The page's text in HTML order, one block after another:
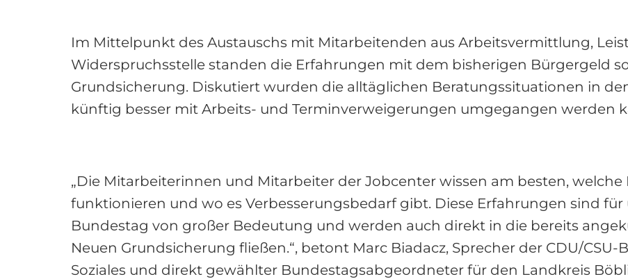
Im Mittelpunkt des Austauschs mit Mitarbeitenden aus Arbeitsvermittlung,
Widerspruchsstelle standen die Erfahrungen mit dem bisherigen Bürgergeld
Grundsicherung. Diskutiert wurden die alltäglichen Beratungssituationen in
künftig besser mit Arbeits- und Terminverweigerungen umgegangen werden
„Die Mitarbeiterinnen und Mitarbeiter der Jobcenter wissen am besten, welche
funktionieren und wo es Verbesserungsbedarf gibt. Diese Erfahrungen sind
Bundestag von großer Bedeutung und werden auch direkt in die bereits
Neuen Grundsicherung fließen.“, betont Marc Biadacz, Sprecher der CDU/
Soziales und direkt gewählter Bundestagsabgeordneter für den Landkreis